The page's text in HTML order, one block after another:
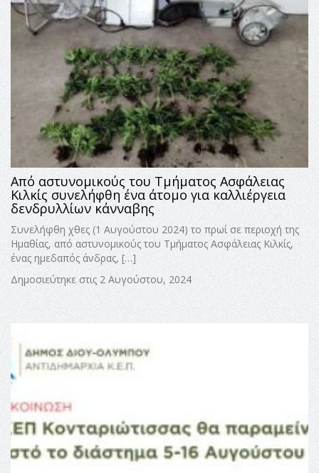
Από αστυνομικούς του Τμήματος Ασφάλειας
Κιλκίς συνελήφθη ένα άτομο για καλλιέργεια
δενδρυλλίων κάνναβης
Συνελήφθη χθες (1 Αυγούστου 2024) το πρωί σε περιοχή της
Ημαθίας, από αστυνομικούς του Τμήματος Ασφάλειας Κιλκίς,
ένας ημεδαπός άνδρας, […]
Δημοσιεύτηκε στις 2 Αυγούστου, 2024